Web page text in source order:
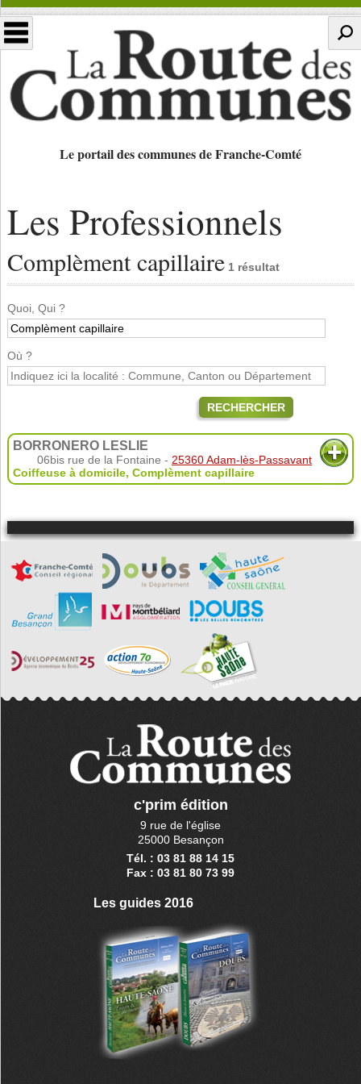
Le portail des communes de Franche-Comté
Les Professionnels
Complèment capillaire 1 résultat
Quoi, Qui ?
Où ?
RECHERCHER
BORRONERO LESLIE
06bis rue de la Fontaine - 25360 Adam-lès-Passavant
Coiffeuse à domicile, Complèment capillaire
c'prim édition
9 rue de l'église
25000 Besançon
Tél. : 03 81 88 14 15
Fax : 03 81 80 73 99
Les guides 2016